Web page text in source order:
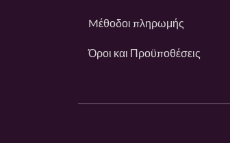
Mέθοδοι πληρωμής
Όροι και Προϋποθέσεις